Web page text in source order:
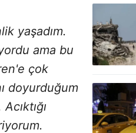
yaşadım.
ama bu
çok
doyurduğum